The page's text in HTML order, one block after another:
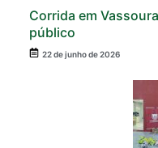
Corrida em
público
22 de junho de 2026